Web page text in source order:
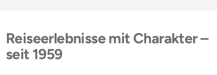
Reiseerlebnisse mit Charakter –
seit 1959